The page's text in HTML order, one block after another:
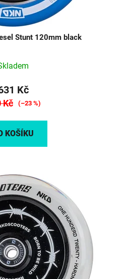
Stunt 120mm black
Kč
Kč (–23 %)
KOŠÍKU